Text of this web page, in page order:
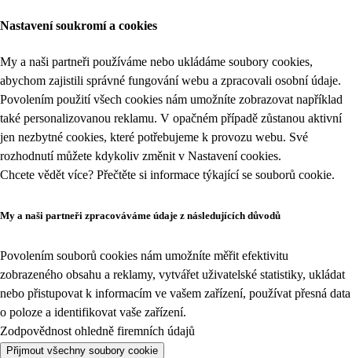
Nastavení soukromí a cookies
My a naši partneři používáme nebo ukládáme soubory cookies,
abychom zajistili správné fungování webu a zpracovali osobní údaje.
Povolením použití všech cookies nám umožníte zobrazovat například
také personalizovanou reklamu. V opačném případě zůstanou aktivní
jen nezbytné cookies, které potřebujeme k provozu webu. Své
rozhodnutí můžete kdykoliv změnit v Nastavení cookies.
Chcete vědět více? Přečtěte si informace týkající se souborů cookie.
My a naši partneři zpracováváme údaje z následujících důvodů
Povolením souborů cookies nám umožníte měřit efektivitu
zobrazeného obsahu a reklamy, vytvářet uživatelské statistiky, ukládat
nebo přistupovat k informacím ve vašem zařízení, používat přesná data
o poloze a identifikovat vaše zařízení.
Zodpovědnost ohledně firemních údajů
Přijmout všechny soubory cookie